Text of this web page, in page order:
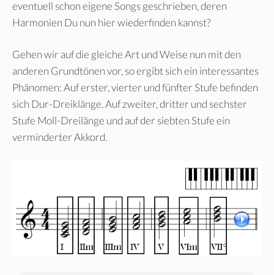
eventuell schon eigene Songs geschrieben, deren
Harmonien Du nun hier wiederfinden kannst?
Gehen wir auf die gleiche Art und Weise nun mit den
anderen Grundtönen vor, so ergibt sich ein interessantes
Phänomen: Auf erster, vierter und fünfter Stufe befinden
sich Dur-Dreiklänge. Auf zweiter, dritter und sechster
Stufe Moll-Dreilänge und auf der siebten Stufe ein
verminderter Akkord.